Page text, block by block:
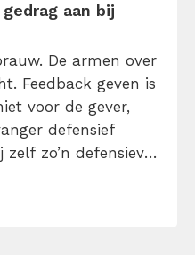
aan bij
De armen over
Feedback geven is
voor de gever,
defensief
zo’n defensieve
te tetteren over